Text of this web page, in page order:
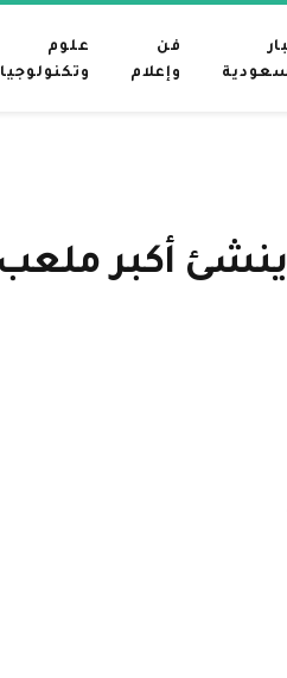
فن
وإعلام
علوم
وتكنولوجيا
2030.. المغرب ينشئ